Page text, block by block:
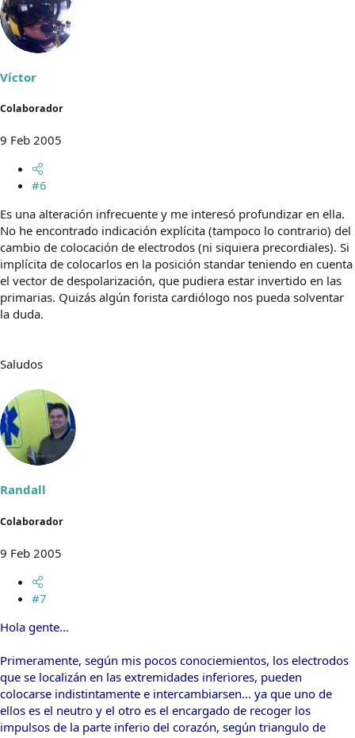
Víctor
Colaborador
9 Feb 2005
#6
Es una alteración infrecuente y me interesó profundizar en ella.
No he encontrado indicación explícita (tampoco lo contrario) del
cambio de colocación de electrodos (ni siquiera precordiales). Si
implícita de colocarlos en la posición standar teniendo en cuenta
el vector de despolarización, que pudiera estar invertido en las
primarias. Quizás algún forista cardiólogo nos pueda solventar
la duda.
Saludos
Randall
Colaborador
9 Feb 2005
#7
Hola gente...
Primeramente, según mis pocos conociemientos, los electrodos
que se localizán en las extremidades inferiores, pueden
colocarse indistintamente e intercambiarsen... ya que uno de
ellos es el neutro y el otro es el encargado de recoger los
impulsos de la parte inferio del corazón, según triangulo de